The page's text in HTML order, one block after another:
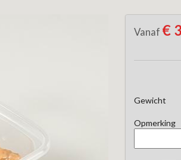
Vanaf €
Gewicht
Opmerking